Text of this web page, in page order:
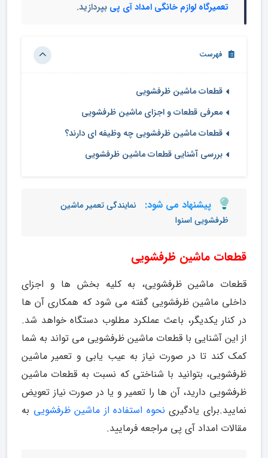
تعمیرگاه لوازم خانگی امداد آی پی بپردازید.
فهرست
قطعات ماشین ظرفشویی
معرفی قطعات و اجزای ماشین ظرفشویی
قطعات ماشین ظرفشویی چه وظیفه ای دارند؟
بررسی آشنایی قطعات ماشین ظرفشویی
پیشنهاد می شود:
نمایندگی تعمیر ماشین
ظرفشویی اسنوا
قطعات ماشین ظرفشویی
قطعات ماشین ظرفشویی، به کلیه بخش ها و اجزای
داخلی ماشین ظرفشویی گفته می شود که همکاری آن ها
در کنار یکدیگر، باعث عملکرد مطلوب دستگاه خواهد شد.
از این آشنایی با قطعات ماشین ظرفشویی می تواند به شما
کمک کند تا در صورت نیاز به عیب یابی و تعمیر ماشین
ظرفشویی، بتوانید با شناختی که نسبت به قطعات ماشین
ظرفشویی دارید، آن ها را تعمیر و یا در صورت نیاز تعویض
نمایید.برای یادگیری نحوه استفاده از ماشین ظرفشویی به
مقالات امداد آی پی مراجعه فرمایید.